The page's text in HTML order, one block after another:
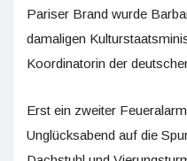
Pariser Brand wurde
damaligen
Koordinatorin der
Erst ein zweiter
Unglücksabend auf die